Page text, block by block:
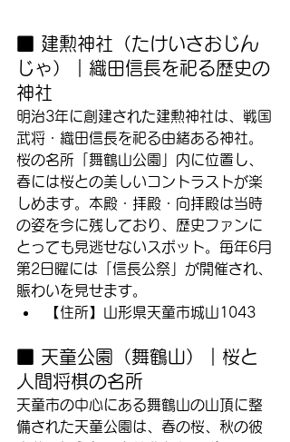
■ 建勲神社（たけいさおじん
じゃ）｜織田信長を祀る歴史の
神社
明治3年に創建された建勲神社は、戦国
武将・織田信長を祀る由緒ある神社。
桜の名所「舞鶴山公園」内に位置し、
春には桜との美しいコントラストが楽
しめます。本殿・拝殿・向拝殿は当時
の姿を今に残しており、歴史ファンに
とっても見逃せないスポット。毎年6月
第2日曜には「信長公祭」が開催され、
賑わいを見せます。
【住所】山形県天童市城山1043
■ 天童公園（舞鶴山）｜桜と
人間将棋の名所
天童市の中心にある舞鶴山の山頂に整
備された天童公園は、春の桜、秋の彼